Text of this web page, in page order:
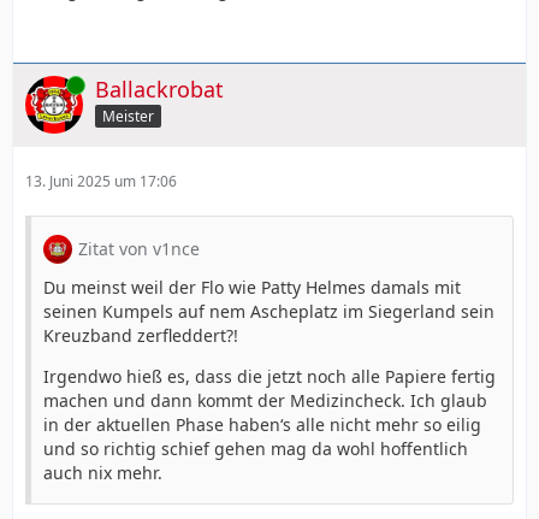
Online Ballackrobat
Meister
13. Juni 2025 um 17:06
Zitat von v1nce
Du meinst weil der Flo wie Patty Helmes damals mit
seinen Kumpels auf nem Ascheplatz im Siegerland sein
Kreuzband zerfleddert?!
Irgendwo hieß es, dass die jetzt noch alle Papiere fertig
machen und dann kommt der Medizincheck. Ich glaub
in der aktuellen Phase haben‘s alle nicht mehr so eilig
und so richtig schief gehen mag da wohl hoffentlich
auch nix mehr.